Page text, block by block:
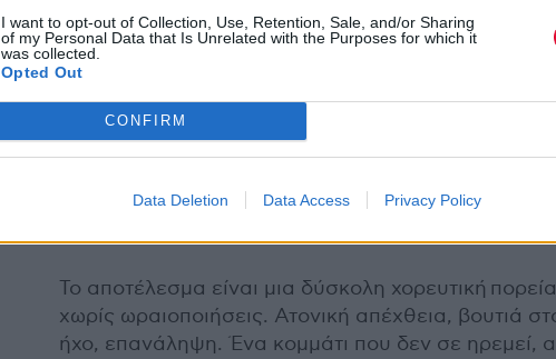
I want to opt-out of Collection, Use, Retention, Sale, and/or Sharing
of my Personal Data that Is Unrelated with the Purposes for which it
was collected.
Opted Out
CONFIRM
Data Deletion Data Access Privacy Policy
πέρασαν μέσα από τεράστιους ενισχυτές, σε
σπηλαιώδεις χώρους, για να χτιστεί βάθος κάτω
ότι το συγκρότημα το χαρακτηρίζει ως το πιο “road-
σώματα που κινούνται περισσότερο από ένστικτο
Το αποτέλεσμα είναι μια δύσκολη χορευτική πορεία
χωρίς ωραιοποιήσεις. Ατονική απέχθεια, βουτιά
ήχο, επανάληψη. Ένα κομμάτι που δεν σε ηρεμεί,